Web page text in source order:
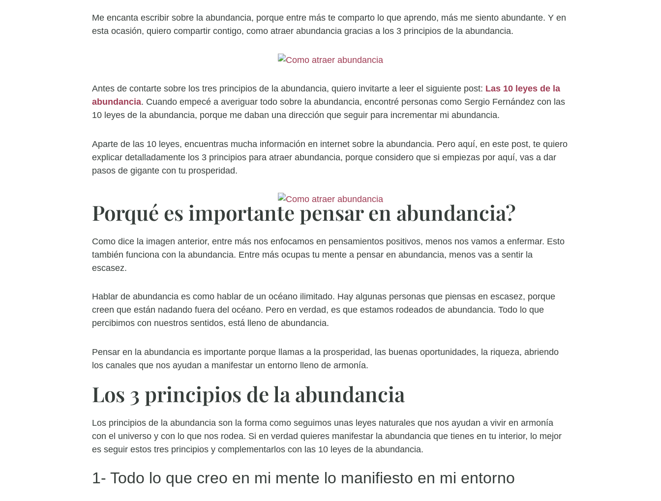
Me encanta escribir sobre la abundancia, porque entre más te comparto lo que aprendo, más me siento abundante. Y en
esta ocasión, quiero compartir contigo, como atraer abundancia gracias a los 3 principios de la abundancia.
Antes de contarte sobre los tres principios de la abundancia, quiero invitarte a leer el siguiente post: Las 10 leyes de la
abundancia. Cuando empecé a averiguar todo sobre la abundancia, encontré personas como Sergio Fernández con las
10 leyes de la abundancia, porque me daban una dirección que seguir para incrementar mi abundancia.
Aparte de las 10 leyes, encuentras mucha información en internet sobre la abundancia. Pero aquí, en este post, te quiero
explicar detalladamente los 3 principios para atraer abundancia, porque considero que si empiezas por aquí, vas a dar
pasos de gigante con tu prosperidad.
Porqué es importante pensar en abundancia?
Como dice la imagen anterior, entre más nos enfocamos en pensamientos positivos, menos nos vamos a enfermar. Esto
también funciona con la abundancia. Entre más ocupas tu mente a pensar en abundancia, menos vas a sentir la
escasez.
Hablar de abundancia es como hablar de un océano ilimitado. Hay algunas personas que piensas en escasez, porque
creen que están nadando fuera del océano. Pero en verdad, es que estamos rodeados de abundancia. Todo lo que
percibimos con nuestros sentidos, está lleno de abundancia.
Pensar en la abundancia es importante porque llamas a la prosperidad, las buenas oportunidades, la riqueza, abriendo
los canales que nos ayudan a manifestar un entorno lleno de armonía.
Los 3 principios de la abundancia
Los principios de la abundancia son la forma como seguimos unas leyes naturales que nos ayudan a vivir en armonía
con el universo y con lo que nos rodea. Si en verdad quieres manifestar la abundancia que tienes en tu interior, lo mejor
es seguir estos tres principios y complementarlos con las 10 leyes de la abundancia.
1- Todo lo que creo en mi mente lo manifiesto en mi entorno